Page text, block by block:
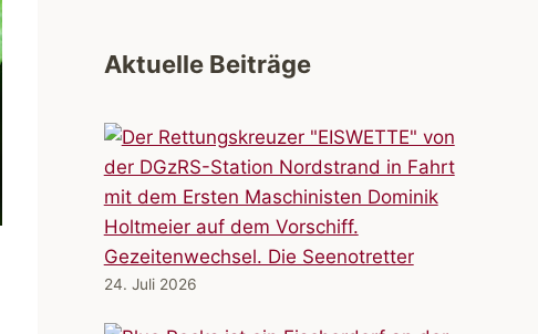
Aktuelle Beiträge
Gezeitenwechsel. Die Seenotretter
24. Juli 2026